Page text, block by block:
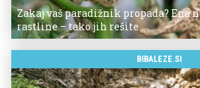
Zakaj vaš paradižnik propada? Ena
rastline – tako jih rešite
BIBALEZE.SI